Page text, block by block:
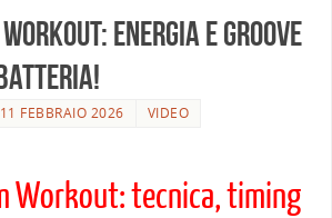
Workout: energia e groove
11 FEBBRAIO 2026 VIDEO
Workout: tecnica, timing